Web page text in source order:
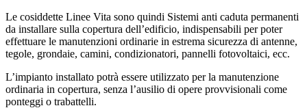
Le cosiddette Linee Vita sono quindi Sistemi anti caduta permanenti
da installare sulla copertura dell’edificio, indispensabili per poter
effettuare le manutenzioni ordinarie in estrema sicurezza di antenne,
tegole, grondaie, camini, condizionatori, pannelli fotovoltaici, ecc.
L’impianto installato potrà essere utilizzato per la manutenzione
ordinaria in copertura, senza l’ausilio di opere provvisionali come
ponteggi o trabattelli.